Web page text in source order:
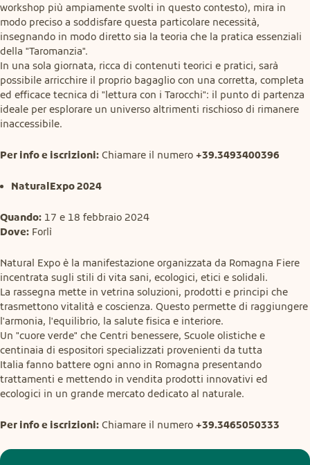
workshop più ampiamente svolti in questo contesto), mira in
modo preciso a soddisfare questa particolare necessità,
insegnando in modo diretto sia la teoria che la pratica essenziali
della "Taromanzia".
In una sola giornata, ricca di contenuti teorici e pratici, sarà
possibile arricchire il proprio bagaglio con una corretta, completa
ed efficace tecnica di "lettura con i Tarocchi": il punto di partenza
ideale per esplorare un universo altrimenti rischioso di rimanere
inaccessibile.
Per info e iscrizioni: Chiamare il numero +39.3493400396
NaturalExpo 2024
Quando:
Dove: Forlì
Natural Expo è la manifestazione organizzata da Romagna Fiere
incentrata sugli stili di vita sani, ecologici, etici e solidali.
La rassegna mette in vetrina soluzioni, prodotti e principi che
trasmettono vitalità e coscienza. Questo permette di raggiungere
l'armonia, l'equilibrio, la salute fisica e interiore.
Un "cuore verde" che Centri benessere, Scuole olistiche e
centinaia di espositori specializzati provenienti da tutta
Italia fanno battere ogni anno in Romagna presentando
trattamenti e mettendo in vendita prodotti innovativi ed
ecologici in un grande mercato dedicato al naturale.
Per info e iscrizioni: Chiamare il numero +39.3465050333